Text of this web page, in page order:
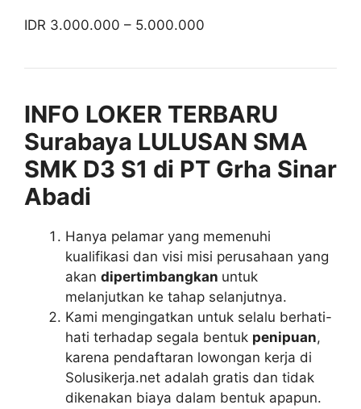
IDR 3.000.000 – 5.000.000
INFO LOKER TERBARU
Surabaya LULUSAN SMA
SMK D3 S1 di PT Grha Sinar
Abadi
Hanya pelamar yang memenuhi
kualifikasi dan visi misi perusahaan yang
akan dipertimbangkan untuk
melanjutkan ke tahap selanjutnya.
Kami mengingatkan untuk selalu berhati-
hati terhadap segala bentuk penipuan,
karena pendaftaran lowongan kerja di
Solusikerja.net adalah gratis dan tidak
dikenakan biaya dalam bentuk apapun.